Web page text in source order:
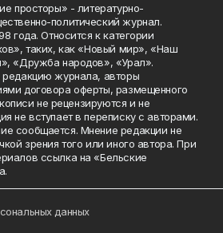
просторы» - литературно-
политический журнал.
года. Относится к категории
таких, как «Новый мир», «Наш
«Дружба народов», «Урал».
журнала, авторы
договора оферты, размещенного
не рецензируются и не
не вступает в переписку с авторами.
сообщается. Мнение редакции не
зрения того или иного автора. При
ссылка на «Бельские
данных